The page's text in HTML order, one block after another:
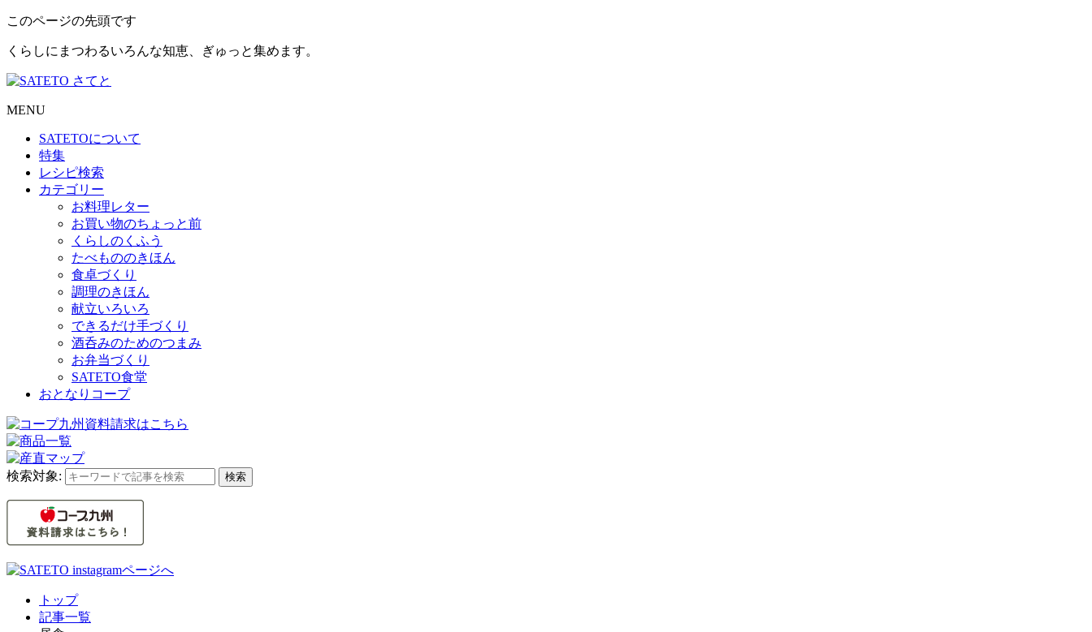
このページの先頭です
くらしにまつわるいろんな知恵、ぎゅっと集めます。
MENU
SATETOについて
特集
レシピ検索
カテゴリー
お料理レター
お買い物のちょっと前
くらしのくふう
たべもののきほん
食卓づくり
調理のきほん
献立いろいろ
できるだけ手づくり
酒呑みのためのつまみ
お弁当づくり
SATETO食堂
おとなりコープ
検索対象: 検索
トップ
記事一覧